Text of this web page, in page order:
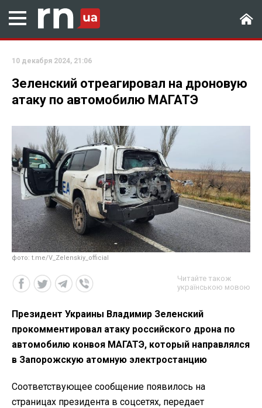
10 декабря 2024, 21:06
Зеленский отреагировал на дроновую
атаку по автомобилю МАГАТЭ
фото: t.me/V_Zelenskiy_official
Читайте також
українською мовою
Президент Украины Владимир Зеленский
прокомментировал атаку российского дрона по
автомобилю конвоя МАГАТЭ, который направлялся
в Запорожскую атомную электростанцию
Соответствующее сообщение появилось на
страницах президента в соцсетях, передает